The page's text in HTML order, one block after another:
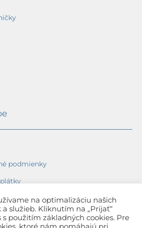
podmienky
na optimalizáciu našich
služieb. Kliknutím na „Prijať“
použitím základných cookies. Pre